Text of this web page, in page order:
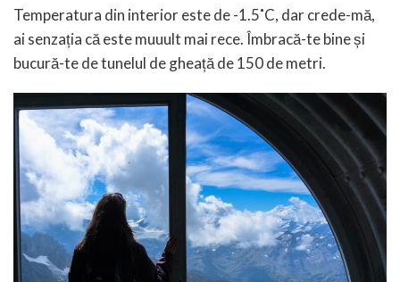
Temperatura din interior este de -1.5˚C, dar crede-mă,
ai senzația că este muuult mai rece. Îmbracă-te bine și
bucură-te de tunelul de gheață de 150 de metri.